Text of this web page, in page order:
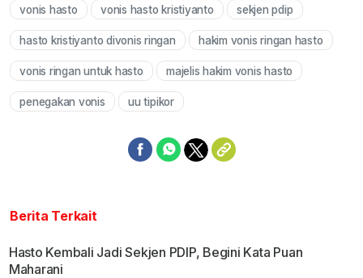
Mute
vonis hasto vonis hasto kristiyanto sekjen pdip
hasto kristiyanto divonis ringan hakim vonis ringan hasto
vonis ringan untuk hasto majelis hakim vonis hasto
penegakan vonis uu tipikor
Berita Terkait
Hasto Kembali Jadi Sekjen PDIP, Begini Kata Puan
Maharani